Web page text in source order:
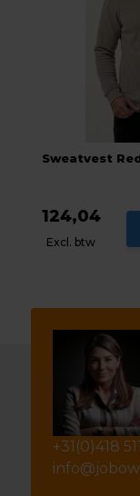
Sweatvest
124,04
Excl. btw
+31(0)418